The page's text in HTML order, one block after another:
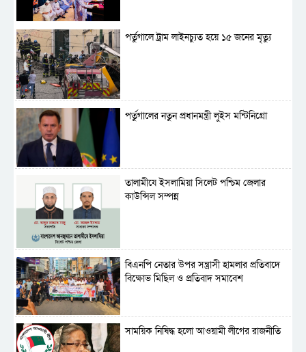
পর্তুগালে ট্রাম লাইনচ্যুত হয়ে ১৫ জনের মৃত্যু
পর্তুগালের নতুন প্রধানমন্ত্রী লুইস মন্টিনিগ্রো
‎তালামীযে ইসলামিয়া সিলেট পশ্চিম জেলার
কাউন্সিল সম্পন্ন
বিএনপি নেতার উপর সন্ত্রাসী হামলার প্রতিবাদে
বিক্ষোভ মিছিল ও প্রতিবাদ সমাবেশ
সাময়িক নিষিদ্ধ হলো আওয়ামী লীগের রাজনীতি